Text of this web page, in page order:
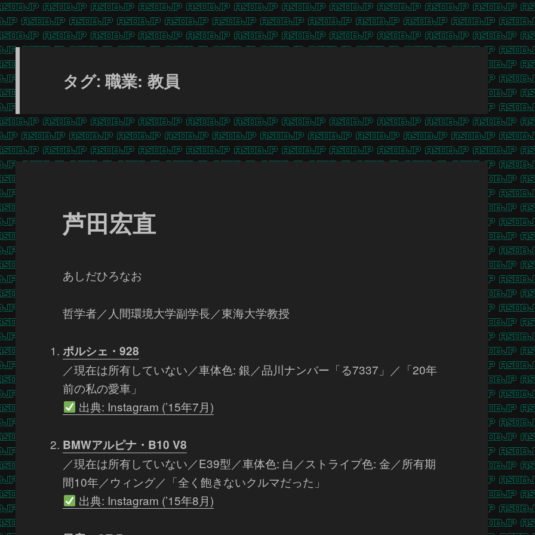
タグ:職業: 教員
芦田宏直
あしだひろなお
哲学者／人間環境大学副学長／東海大学教授
ポルシェ・928
／現在は所有していない／車体色: 銀／品川ナンバー「る7337」／「20年
前の私の愛車」
出典: Instagram (’15年7月)
BMWアルピナ・B10 V8
／現在は所有していない／E39型／車体色: 白／ストライプ色: 金／所有期
間10年／ウィング／「全く飽きないクルマだった」
出典: Instagram (’15年8月)